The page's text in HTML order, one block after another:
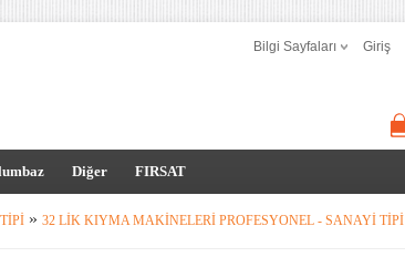
Bilgi Sayfaları Giriş
Diğer FIRSAT
» 32 LIK KIYMA MAKINELERI PROFESYONEL - SANAYI TIPI